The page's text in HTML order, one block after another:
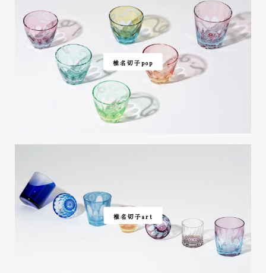
ただければ幸いです。値上げの件も
弊社ホームページに掲載しておりま
すが、こちらも分かりづらく申し訳
ありません。 https://glass-
labo.com/price202307/ 何卒よろし
くお願いいたします。
すごく綺麗なお品です。 お酒を入れた際の模様変わりが素敵
で、インテリアとしても上品でお洒落です。 プレゼントした先
方にも喜んでもらえました。 ありがとうございました。
この度はありがとうございます！ 紅
葉の切子はスタッフの中でとても評
椎名切子pop
椎名切子art